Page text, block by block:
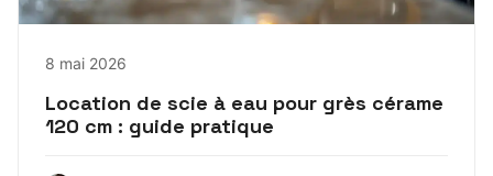
8 mai 2026
Location de scie à eau pour grès cérame
120 cm : guide pratique